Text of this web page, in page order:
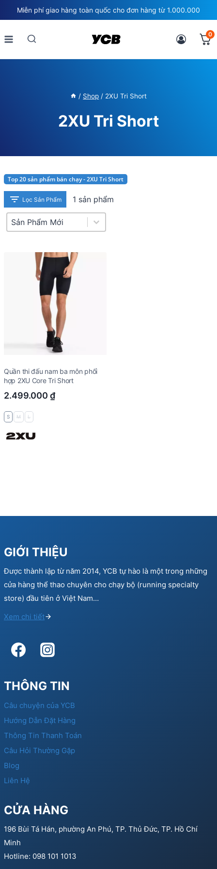
to
content
Miễn phí giao hàng toàn quốc cho đơn hàng từ 1.000.000
0
/ Shop / 2XU Tri Short
2XU Tri Short
Top 20 sản phẩm bán chạy - 2XU Tri Short
Lọc Sản Phẩm 1 sản phẩm
Product Sort
Sort content
Quần thi đấu nam ba môn phối
hợp 2XU Core Tri Short
2.499.000 ₫
S M L
GIỚI THIỆU
Được thành lập từ năm 2014, YCB tự hào là một trong những
cửa hàng thể thao chuyên cho chạy bộ (running specialty
store) đầu tiên ở Việt Nam…
Xem chi tiết
THÔNG TIN
Câu chuyện của YCB
Hướng Dẫn Đặt Hàng
Thông Tin Thanh Toán
Câu Hỏi Thường Gặp
Blog
Liên Hệ
CỬA HÀNG
196 Bùi Tá Hán, phường An Phú, TP. Thủ Đức, TP. Hồ Chí
Minh
Hotline: 098 101 1013